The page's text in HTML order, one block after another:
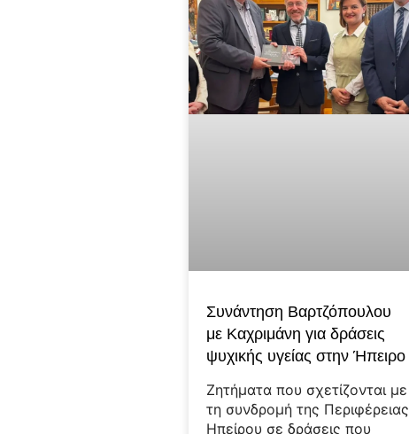
Συνάντηση Βαρτζόπουλου
με Καχριμάνη για δράσεις
ψυχικής υγείας στην Ήπειρο
Ζητήματα που σχετίζονται με
τη συνδρομή της Περιφέρειας
Ηπείρου σε δράσεις που